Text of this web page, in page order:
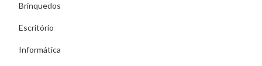
Brinquedos
Escritório
Informática